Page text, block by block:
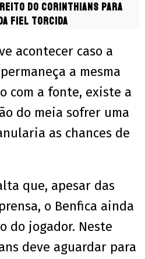
do Corinthians para
Fiel Torcida
acontecer caso a
a mesma
com a fonte, existe a
do meia sofrer uma
as chances de
que, apesar das
o Benfica ainda
do jogador. Neste
deve aguardar para